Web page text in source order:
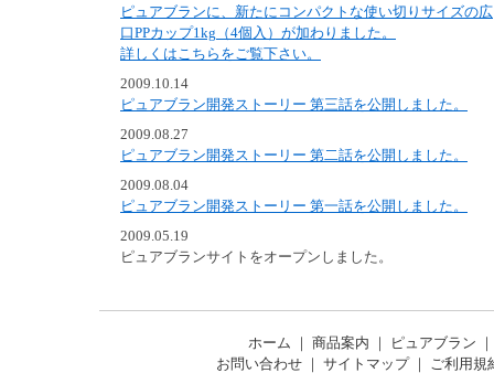
ピュアブランに、新たにコンパクトな使い切りサイズの広
口PPカップ1kg（4個入）が加わりました。
詳しくはこちらをご覧下さい。
2009.10.14
ピュアブラン開発ストーリー 第三話を公開しました。
2009.08.27
ピュアブラン開発ストーリー 第二話を公開しました。
2009.08.04
ピュアブラン開発ストーリー 第一話を公開しました。
2009.05.19
ピュアブランサイトをオープンしました。
ホーム 商品案内 ピュアブラン
お問い合わせ｜ サイトマップ｜
ご利用規